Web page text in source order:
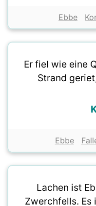
Ebbe
Er fiel wie eine
Strand
Ebbe
Lachen ist
Zwerchfells. Es